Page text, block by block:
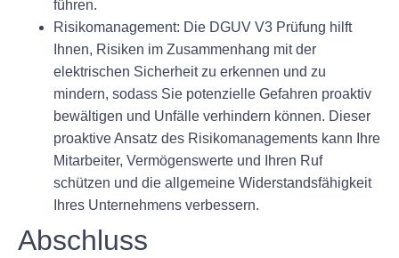
führen.
Risikomanagement: Die DGUV V3 Prüfung hilft
Ihnen, Risiken im Zusammenhang mit der
elektrischen Sicherheit zu erkennen und zu
mindern, sodass Sie potenzielle Gefahren proaktiv
bewältigen und Unfälle verhindern können. Dieser
proaktive Ansatz des Risikomanagements kann Ihre
Mitarbeiter, Vermögenswerte und Ihren Ruf
schützen und die allgemeine Widerstandsfähigkeit
Ihres Unternehmens verbessern.
Abschluss